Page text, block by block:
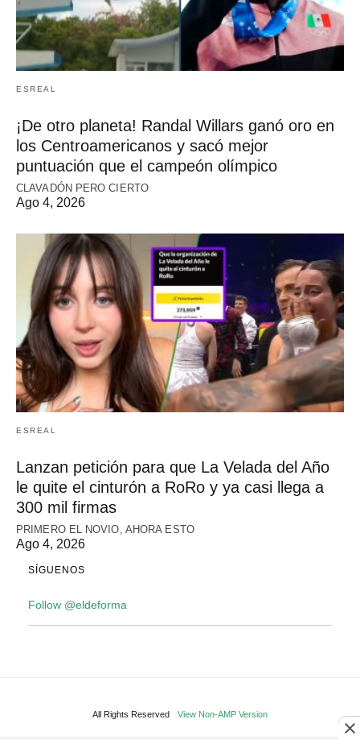
ESREAL
¡De otro planeta! Randal Willars ganó oro en
los Centroamericanos y sacó mejor
puntuación que el campeón olímpico
CLAVADÓN PERO CIERTO
Ago 4, 2026
ESREAL
Lanzan petición para que La Velada del Año
le quite el cinturón a RoRo y ya casi llega a
300 mil firmas
PRIMERO EL NOVIO, AHORA ESTO
Ago 4, 2026
SÍGUENOS
Follow @eldeforma
All Rights Reserved View Non-AMP Version